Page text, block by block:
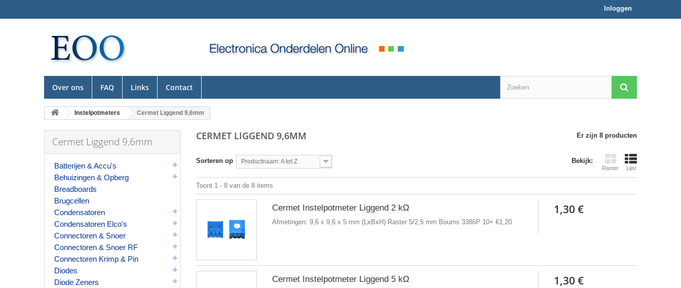
Inloggen
Over ons FAQ Links Contact
Instelpotmeters Cermet Liggend 9,6mm
Cermet Liggend 9,6mm
Batterijen & Accu's
Behuizingen & Opberg
Breadboards
Brugcellen
Condensatoren
Condensatoren Elco's
Connectoren & Snoer
Connectoren & Snoer RF
Connectoren Krimp & Pin
Diodes
Diode Zeners
CERMET LIGGEND 9,6MM Er zijn 8 producten
Bekijk:
Raster Lijst
Sorteren op Productnaam: A tot Z
Toont 1 - 8 van de 8 items
Cermet Instelpotmeter Liggend 2 kΩ
Afmetingen: 9,6 x 9,6 x 5 mm (LxBxH) Raster 5/2,5 mm Bourns 3386P 10+ €1,20
1,30 €
Cermet Instelpotmeter Liggend 5 kΩ 1,30 €